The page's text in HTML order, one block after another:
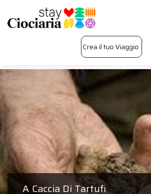
Crea il tuo Viaggio
A Caccia Di Tartufi